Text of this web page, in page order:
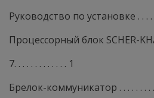
Руководство по установке . . . . . .
Процессорный блок SCHER-
7. . . . . . . . . . . . . 1
Брелок-коммуникатор . . . . . . . . . .